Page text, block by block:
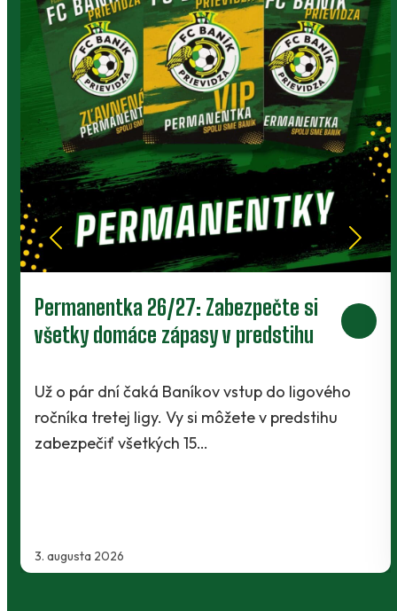
Prievidza postúpila do 2. kola pohára.
V Kanianke rozhodol z penalty v
2. augusta 2026
Baníci vstúpili do ostrej sezóny súbojom 1.
Slovnaft Cupu, keď vycestovali do neďalekej